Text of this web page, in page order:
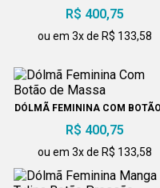
R$ 400,75
ou em 3x de R$ 133,58
DÓLMÃ FEMININA COM
R$ 400,75
ou em 3x de R$ 133,58